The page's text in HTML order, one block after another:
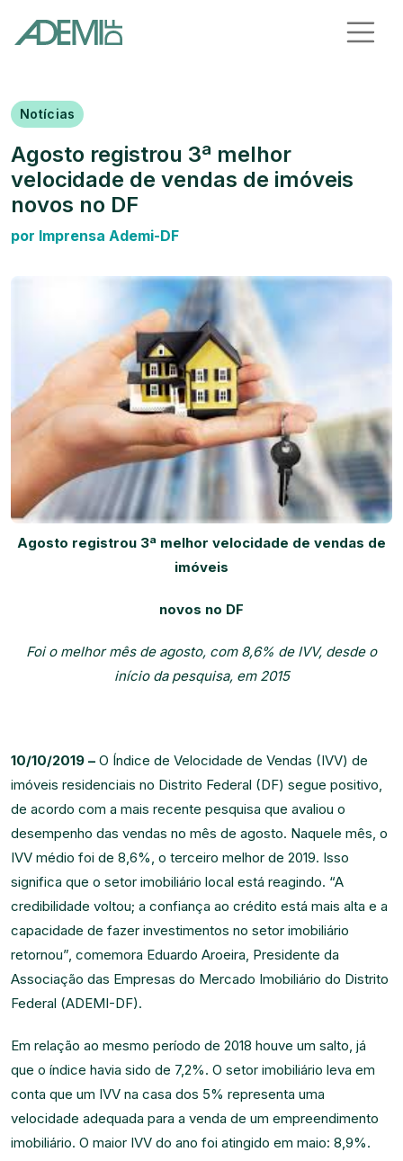
Notícias
Agosto registrou 3ª melhor
velocidade de vendas de imóveis
novos no DF
por Imprensa Ademi-DF
Agosto registrou 3ª melhor velocidade de vendas de
imóveis
novos no DF
Foi o melhor mês de agosto, com 8,6% de IVV, desde o
início da pesquisa, em 2015
10/10/2019 – O Índice de Velocidade de Vendas (IVV) de
imóveis residenciais no Distrito Federal (DF) segue positivo,
de acordo com a mais recente pesquisa que avaliou o
desempenho das vendas no mês de agosto. Naquele mês, o
IVV médio foi de 8,6%, o terceiro melhor de 2019. Isso
significa que o setor imobiliário local está reagindo. “A
credibilidade voltou; a confiança ao crédito está mais alta e a
capacidade de fazer investimentos no setor imobiliário
retornou”, comemora Eduardo Aroeira, Presidente da
Associação das Empresas do Mercado Imobiliário do Distrito
Federal (ADEMI-DF).
Em relação ao mesmo período de 2018 houve um salto, já
que o índice havia sido de 7,2%. O setor imobiliário leva em
conta que um IVV na casa dos 5% representa uma
velocidade adequada para a venda de um empreendimento
imobiliário. O maior IVV do ano foi atingido em maio: 8,9%.